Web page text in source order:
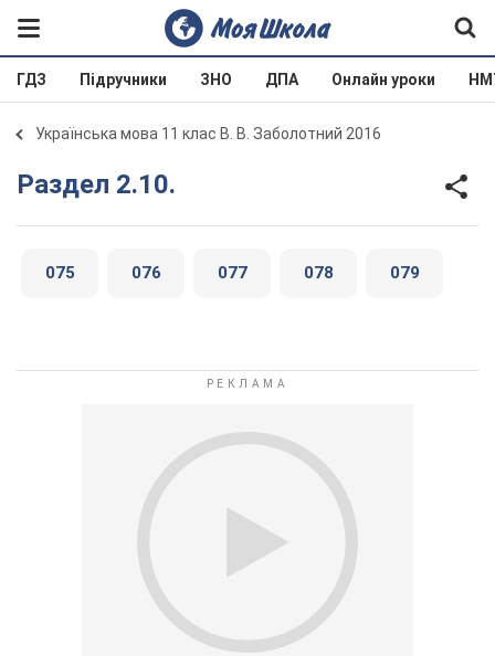
ГДЗ Підручники ЗНО ДПА Онлайн уроки
Українська мова 11 клас В. В. Заболотний 2016
Раздел 2.10.
075 076 077 078 079